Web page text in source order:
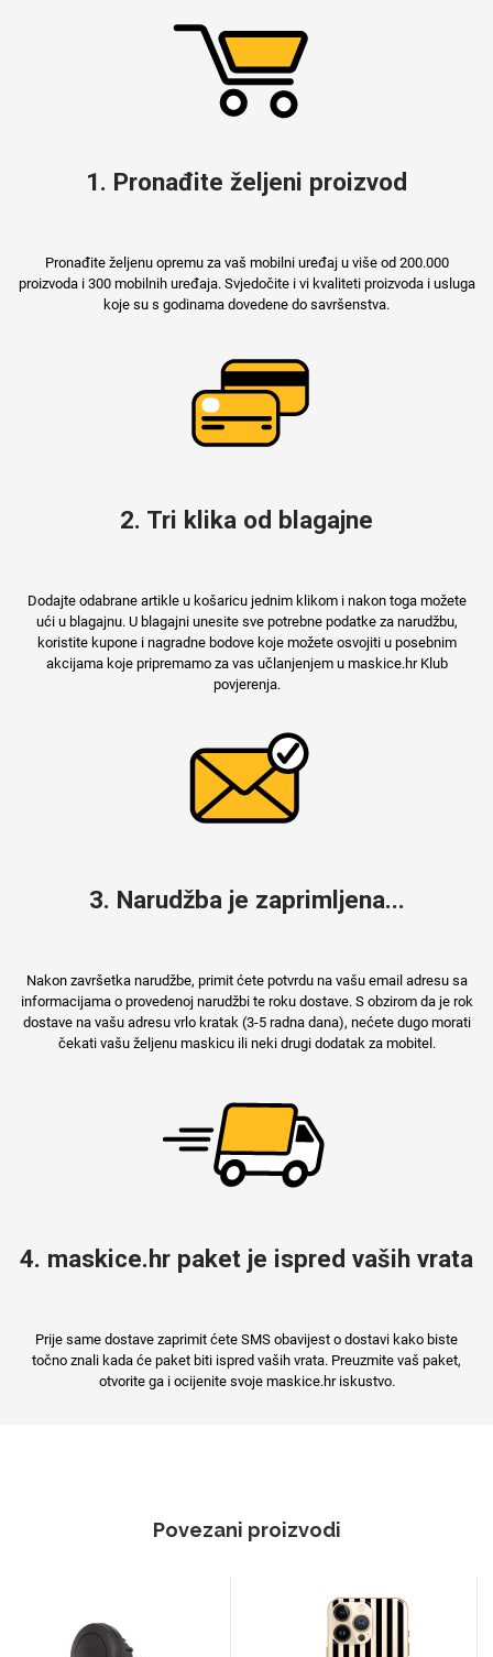
1. Pronađite željeni proizvod
Pronađite željenu opremu za vaš mobilni uređaj u više od 200.000
proizvoda i 300 mobilnih uređaja. Svjedočite i vi kvaliteti proizvoda i usluga
koje su s godinama dovedene do savršenstva.
2. Tri klika od blagajne
Dodajte odabrane artikle u košaricu jednim klikom i nakon toga možete
ući u blagajnu. U blagajni unesite sve potrebne podatke za narudžbu,
koristite kupone i nagradne bodove koje možete osvojiti u posebnim
akcijama koje pripremamo za vas učlanjenjem u maskice.hr Klub
povjerenja.
3. Narudžba je zaprimljena...
Nakon završetka narudžbe, primit ćete potvrdu na vašu email adresu sa
informacijama o provedenoj narudžbi te roku dostave. S obzirom da je rok
dostave na vašu adresu vrlo kratak (3-5 radna dana), nećete dugo morati
čekati vašu željenu maskicu ili neki drugi dodatak za mobitel.
4. maskice.hr paket je ispred vaših vrata
Prije same dostave zaprimit ćete SMS obavijest o dostavi kako biste
točno znali kada će paket biti ispred vaših vrata. Preuzmite vaš paket,
otvorite ga i ocijenite svoje maskice.hr iskustvo.
Povezani proizvodi
Za nju
Citati & Stihovi
Crtani filmovi
Sportski motivi Obiteljski motivi